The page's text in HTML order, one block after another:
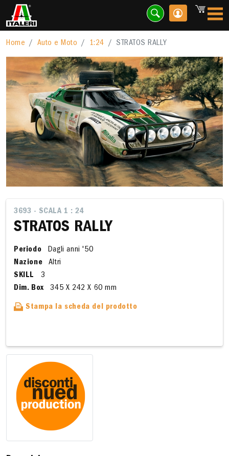
Home Auto e Moto 1:24 STRATOS RALLY
3693 - SCALA 1 : 24
STRATOS RALLY
Periodo
Dagli anni '50
Nazione
Altri
SKILL
3
Dim. Box
345 X 242 X 60 mm
Stampa la scheda del prodotto